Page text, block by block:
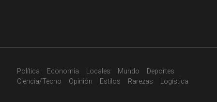
Política Economía Locales Mundo
Deportes
Ciencia/Tecno
Opinión Estilos Rarezas Logística